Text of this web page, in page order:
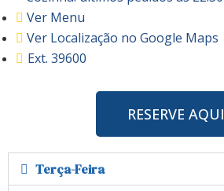
Ver Menu
Ver Localização no Google Maps
Ext. 39600
RESERVE AQUI
Terça-Feira